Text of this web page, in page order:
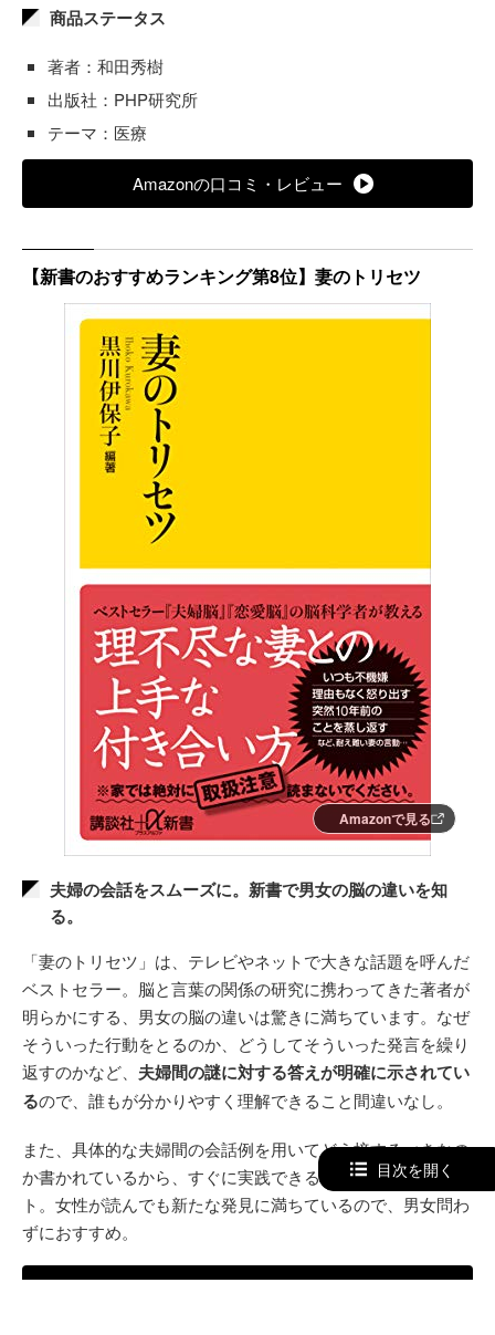
商品ステータス
著者：和田秀樹
出版社：PHP研究所
テーマ：医療
Amazonの口コミ・レビュー
【新書のおすすめランキング第8位】妻のトリセツ
Amazonで見る
夫婦の会話をスムーズに。新書で男女の脳の違いを知
る。
「妻のトリセツ」は、テレビやネットで大きな話題を呼んだ
ベストセラー。脳と言葉の関係の研究に携わってきた著者が
明らかにする、男女の脳の違いは驚きに満ちています。なぜ
そういった行動をとるのか、どうしてそういった発言を繰り
返すのかなど、 夫婦間の謎に対する答えが明確に示されてい
るので、誰もが分かりやすく理解できること間違いなし。
また、具体的な夫婦間の会話例を用いてどう接するべきなの
か書かれているから、すぐに実践できるのも嬉しいポイン
ト。女性が読んでも新たな発見に満ちているので、男女問わ
ずにおすすめ。
目次を開く